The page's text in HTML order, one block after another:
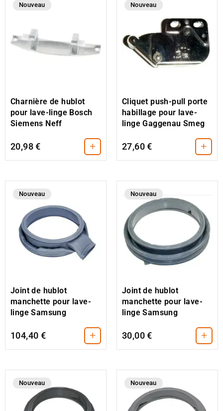
Nouveau
Charnière de hublot
pour lave-linge Bosch
Siemens Neff
20,98 € +
Nouveau
Cliquet push-pull porte
habillage pour lave-
linge Gaggenau Smeg
27,60 € +
Nouveau
Joint de hublot
manchette pour lave-
linge Samsung
104,40 € +
Nouveau
Joint de hublot
manchette pour lave-
linge Samsung
30,00 € +
Nouveau Nouveau